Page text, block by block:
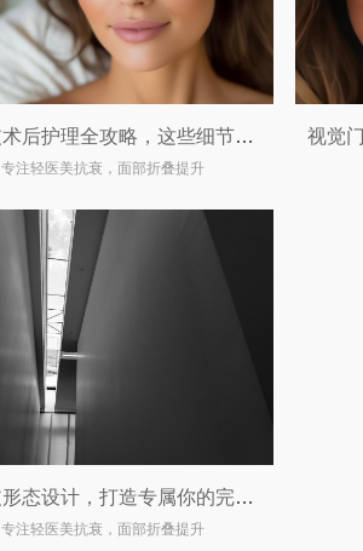
双眼皮术后护理全攻略，这些细节你一定要知道！
专注轻医美抗衰，面部折叠提升
双眼皮形态设计，打造专属你的完美眼眸
专注轻医美抗衰，面部折叠提升